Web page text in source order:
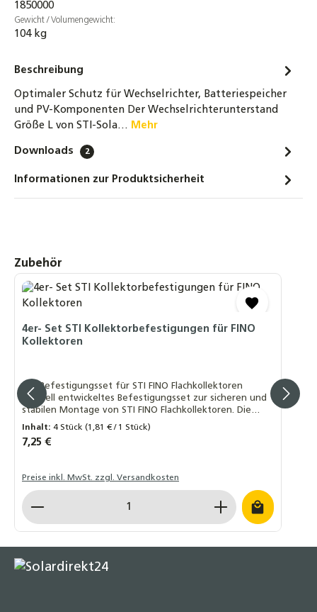
1850000
Gewicht / Volumengewicht:
104 kg
Beschreibung
Optimaler Schutz für Wechselrichter, Batteriespeicher
und PV-Komponenten Der Wechselrichterunterstand
Größe L von STI-Sola… Mehr
Downloads 2
Informationen zur Produktsicherheit
Produktgalerie überspringen
Zubehör
4er- Set STI Kollektorbefestigungen für FINO
Kollektoren
4er-Befestigungsset für STI FINO Flachkollektoren
Speziell entwickeltes Befestigungsset zur sicheren und
stabilen Montage von STI FINO Flachkollektoren. Die
Halterungen bestehen aus robustem, schwarz
eloxiertem Aluminium und gewährleisten eine langlebige
und witterungsbeständige Installation. Lieferumfang: 4
Befestigung für STI FINO Kollektoren Hochwertige
Verarbeitung für langfristigen Einsatz Einfache und
schnelle Montage ⚠️ Hinweis: Dieses Befestigungsset ist
ausschließlich für STI FINO Flachkollektoren geeignet. Für
Kollektoren anderer Hersteller ist dieses Set nicht
Inhalt:4 Stück(1,81 € / 1 Stück)
Regulärer Preis:
7,25 €
Preise inkl. MwSt. zzgl. Versandkosten
Produkt Anzahl: Gib den gewünschten Wert